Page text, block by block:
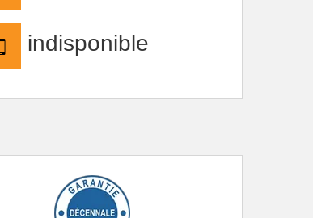
indisponible